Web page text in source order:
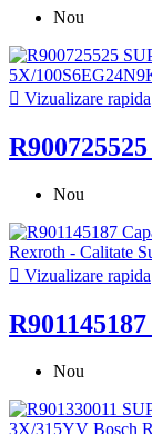
Nou
 Vizualizare rapida
Nou
 Vizualizare rapida
Nou